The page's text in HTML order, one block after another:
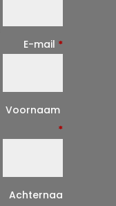
E-mail *
Voornaam
*
Achternaa